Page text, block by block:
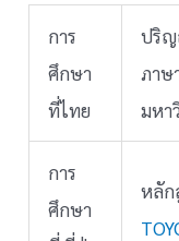
การ
ศึกษา
ที่ไทย
ปริญ
ภา
มหา
การ
ศึกษา
หลัก